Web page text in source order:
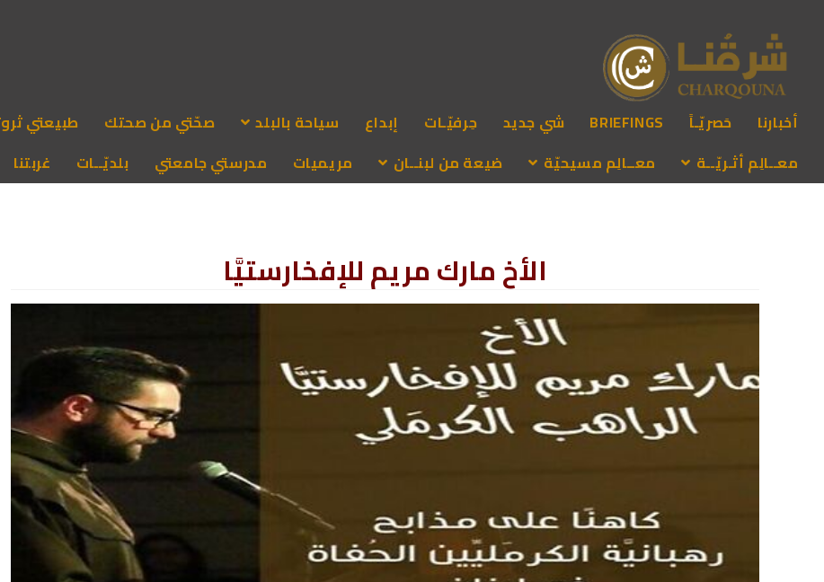
أخبارنا حَصريّـاً BRIEFINGS شي جديد حِرفيّـات إبداع سياحة بالبلد صحّتي من صحتك طبيعتي
معــالِم أثـريّــة
معــالِم مسيحيّة ضيعة من لبنــان مريميات مدرستي جامعتي بلديّــات غربتنا
الأخ مارك مريم للإفخارستيَّا